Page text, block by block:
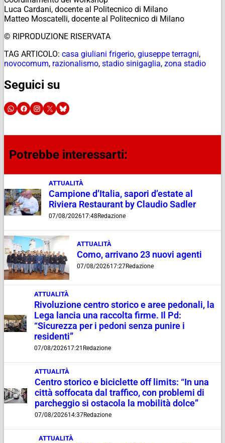
Luca Cardani, docente al Politecnico di Milano
Matteo Moscatelli, docente al Politecnico di Milano
© RIPRODUZIONE RISERVATA
TAG ARTICOLO: casa giuliani frigerio, giuseppe terragni,
novocomum, razionalismo, stadio sinigaglia, zona stadio
Seguici su
Potrebbe interessarti:
ATTUALITÀ
Campione d’Italia, sapori d’estate al
Riviera Restaurant by Claudio Sadler
07/08/202617:48 Redazione
ATTUALITÀ
Como, arrivano 23 nuovi agenti
07/08/202617:27Redazione
ATTUALITÀ
Rivoluzione centro storico e aree pedonali, la
Lega lancia una raccolta firme. Il Pd:
“Sicurezza per i pedoni senza punire i
residenti”
07/08/202617:21 Redazione
ATTUALITÀ
Centro storico e biciclette off limits: “In una
città soffocata dal traffico, con problemi di
parcheggio si ostacola la mobilità dolce”
07/08/202614:37Redazione
ATTUALITÀ